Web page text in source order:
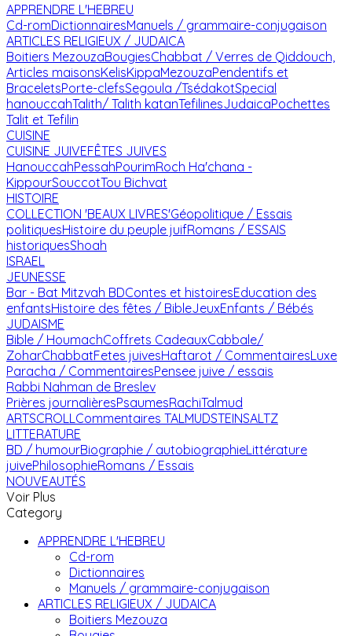
APPRENDRE L'HEBREU
Cd-romDictionnairesManuels / grammaire-conjugaison
ARTICLES RELIGIEUX / JUDAICA
Boitiers MezouzaBougiesChabbat / Verres de Qiddouch,
Articles maisonsKelisKippaMezouzaPendentifs et
BraceletsPorte-clefsSegoula /TsédakotSpecial
hanouccahTalith/ Talith katanTefilinesJudaicaPochettes
Talit et Tefilin
CUISINE
CUISINE JUIVEFÊTES JUIVES
HanouccahPessahPourimRoch Ha'chana -
KippourSouccotTou Bichvat
HISTOIRE
COLLECTION 'BEAUX LIVRES'Géopolitique / Essais
politiquesHistoire du peuple juifRomans / ESSAIS
historiquesShoah
ISRAEL
JEUNESSE
Bar - Bat Mitzvah BDContes et histoiresEducation des
enfantsHistoire des fêtes / BibleJeuxEnfants / Bébés
JUDAISME
Bible / HoumachCoffrets CadeauxCabbale/
ZoharChabbatFetes juivesHaftarot / CommentairesLuxe
Paracha / CommentairesPensee juive / essais
Rabbi Nahman de Breslev
Prières journalièresPsaumesRachiTalmud
ARTSCROLL Commentaires TALMUDSTEINSALTZ
LITTERATURE
BD / humourBiographie / autobiographieLittérature
juivePhilosophieRomans / Essais
NOUVEAUTÉS
Voir Plus
Category
APPRENDRE L'HEBREU
Cd-rom
Dictionnaires
Manuels / grammaire-conjugaison
ARTICLES RELIGIEUX / JUDAICA
Boitiers Mezouza